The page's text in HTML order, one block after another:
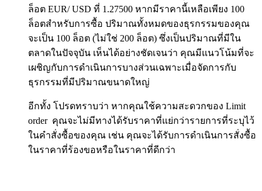
ล็อต EUR/ USD ที่ 1.27500 หากมีราคานี้เหลือเพียง 100
ล็อตสำหรับการซื้อ ปริมาณทั้งหมดของธุรกรรมของคุณ
จะเป็น 100 ล็อต (ไม่ใช่ 200 ล็อต) ซึ่งเป็นปริมาณที่มีใน
ตลาดในปัจจุบัน เห็นได้อย่างชัดเจนว่า คุณมีแนวโน้มที่จะ
เผชิญกับการดำเนินการบางส่วนเฉพาะเมื่อจัดการกับ
ธุรกรรมที่มีปริมาณขนาดใหญ่
อีกทั้ง โปรดทราบว่า หากคุณใช้ความสะดวกของ Limit
order คุณจะไม่มีทางได้รับราคาที่แย่กว่ารายการที่ระบุไว้
ในคำสั่งซื้อของคุณ เช่น คุณจะได้รับการดำเนินการสั่งซื้อ
ในราคาที่ร้องขอหรือในราคาที่ดีกว่า